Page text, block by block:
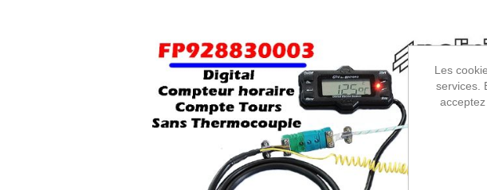
Les
services.